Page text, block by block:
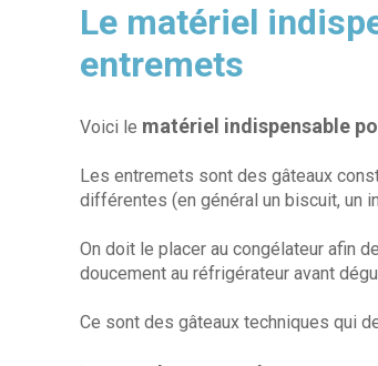
Le matériel
entremets
Voici le matériel indispensable
Les entremets sont des gâteaux
différentes (en général un biscuit, un
On doit le placer au congélateur afin
doucement au réfrigérateur avant
Ce sont des gâteaux techniques qui